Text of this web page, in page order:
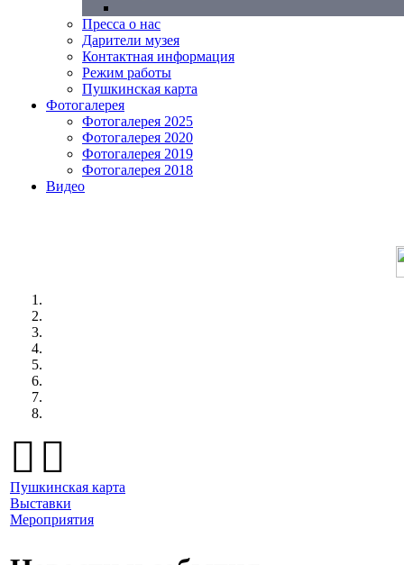
Пресса о нас
Дарители музея
Контактная информация
Режим работы
Пушкинская карта
Фотогалерея
Фотогалерея 2025
Фотогалерея 2020
Фотогалерея 2019
Фотогалерея 2018
Видео
Пушкинская карта
Выставки
Мероприятия